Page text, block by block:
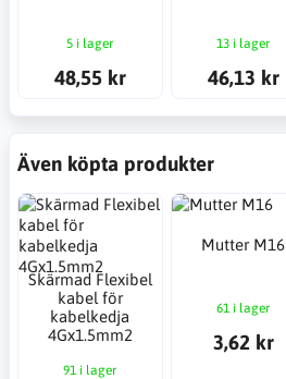
5 i lager
48,55 kr
13 i lager
46,13 kr
Även köpta produkter
Skärmad Flexibel
kabel för
kabelkedja
4Gx1.5mm2
91 i lager
Mutter M16
61 i lager
3,62 kr